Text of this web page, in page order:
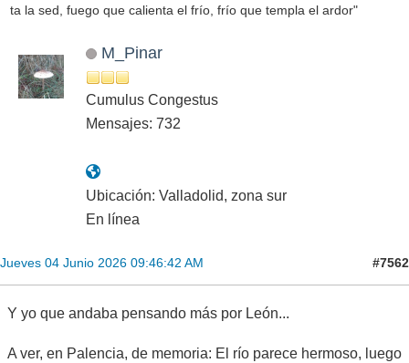
ta la sed, fuego que calienta el frío, frío que templa el ardor"
M_Pinar
Cumulus Congestus
Mensajes: 732
Ubicación: Valladolid, zona sur
En línea
Jueves 04 Junio 2026 09:46:42 AM #7562
Y yo que andaba pensando más por León...
A ver, en Palencia, de memoria: El río parece hermoso, luego